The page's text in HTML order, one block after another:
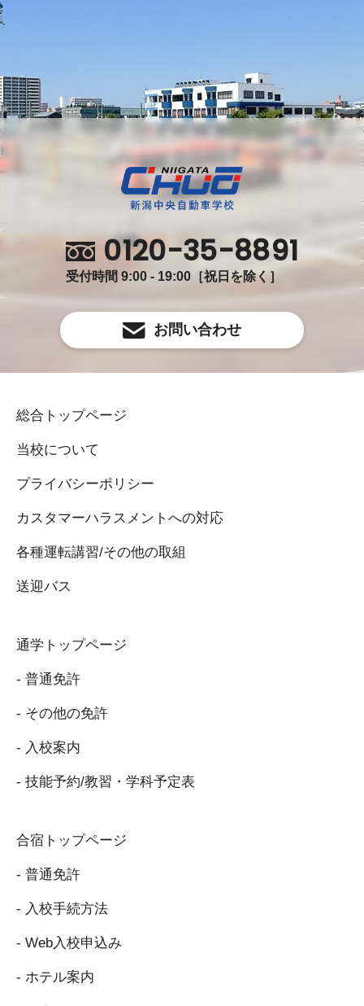
0120-35-8891
受付時間 9:00 - 19:00［祝日を除く］
お問い合わせ
総合トップページ
当校について
プライバシーポリシー
カスタマーハラスメントへの対応
各種運転講習/その他の取組
送迎バス
通学トップページ
- 普通免許
- その他の免許
- 入校案内
- 技能予約/教習・学科予定表
合宿トップページ
- 普通免許
- 入校手続方法
- Web入校申込み
- ホテル案内